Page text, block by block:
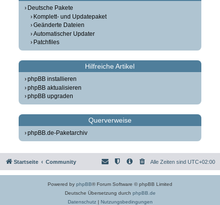
Deutsche Pakete
Komplett- und Updatepaket
Geänderte Dateien
Automatischer Updater
Patchfiles
Hilfreiche Artikel
phpBB installieren
phpBB aktualisieren
phpBB upgraden
Querverweise
phpBB.de-Paketarchiv
Startseite Community Alle Zeiten sind UTC+02:00
Powered by phpBB® Forum Software © phpBB Limited
Deutsche Übersetzung durch phpBB.de
Datenschutz| Nutzungsbedingungen